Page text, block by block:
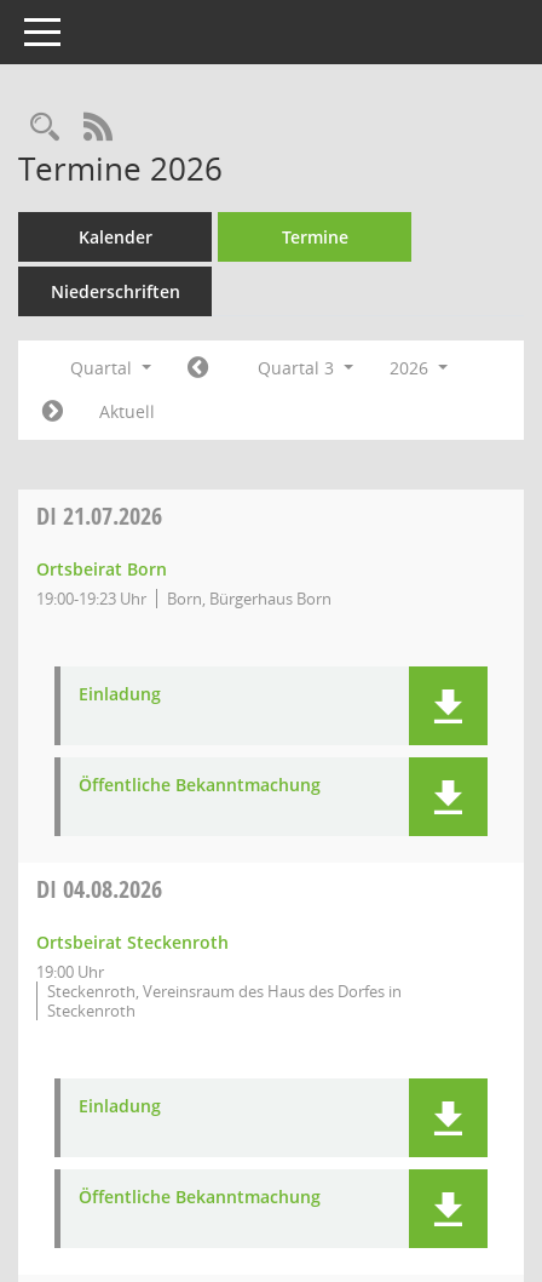
Toggle navigation
Rechercheauswahl
RSS-Feed
Termine 2026
Kalender Termine
Niederschriften
Quartal Quartal 3
2026
Aktuell
DI 21.07.2026
Ortsbeirat Born
19:00-19:23 Uhr Born, Bürgerhaus Born
Einladung
Öffentliche Bekanntmachung
DI 04.08.2026
Ortsbeirat Steckenroth
19:00 Uhr
Steckenroth, Vereinsraum des Haus des Dorfes in
Steckenroth
Einladung
Öffentliche Bekanntmachung